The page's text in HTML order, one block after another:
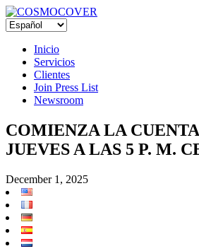
Inicio
Servicios
Clientes
Join Press List
Newsroom
COMIENZA LA
JUEVES A LAS 5 P. M.
December 1, 2025